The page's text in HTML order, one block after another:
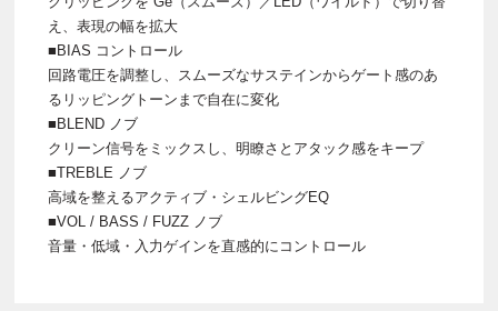
え、表現の幅を拡大
■BIAS コントロール
回路電圧を調整し、スムーズなサステインからゲート感のあ
るリッピングトーンまで自在に変化
■BLEND ノブ
クリーン信号をミックスし、明瞭さとアタック感をキープ
■TREBLE ノブ
高域を整えるアクティブ・シェルビングEQ
■VOL / BASS / FUZZ ノブ
音量・低域・入力ゲインを直感的にコントロール